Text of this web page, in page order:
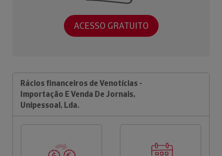
ACESSO GRATUITO
Rácios financeiros de Venotícias -
Importação E Venda De Jornais,
Unipessoal, Lda.